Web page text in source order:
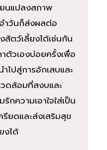
นแปลงสภาพ
ำวันก็ส่งผลต่อ
ตว์เลี้ยงได้เช่นกัน
ตัวเองบ่อยครั้งเพื่อ
ไปสู่การอักเสบและ
ดล้อมที่สงบและ
กความเอาใจใส่เป็น
ยดและส่งเสริมสุข
งได้